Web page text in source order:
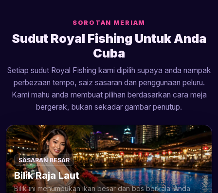
SOROTAN MERIAM
Sudut Royal Fishing Untuk Anda
Cuba
Setiap sudut Royal Fishing kami dipilih supaya anda nampak
perbezaan tempo, saiz sasaran dan penggunaan peluru.
Kami mahu anda membuat pilihan berdasarkan cara meja
bergerak, bukan sekadar gambar penutup.
SASARAN BESAR
Bilik Raja Laut
Bilik ini menumpukan ikan besar dan bos berkala. Anda